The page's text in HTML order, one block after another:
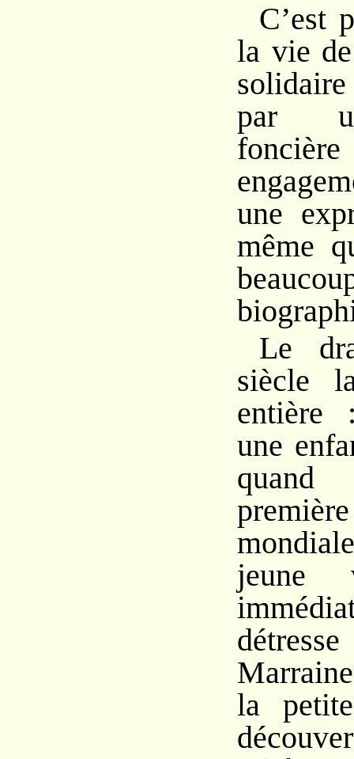
C’est
la vie
par
une
même
Le
siècle
entière
une
la